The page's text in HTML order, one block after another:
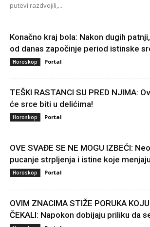
putevi razdvojili,...
Konačno kraj bola: Nakon dugih
od danas započinje period istinske
Horoskop Portal
TEŠKI RASTANCI SU PRED NJIMA:
će srce biti u delićima!
Horoskop Portal
OVE SVAĐE SE NE MOGU IZBEĆI:
pucanje strpljenja i istine koje
Horoskop Portal
OVIM ZNACIMA STIŽE PORUKA
ČEKALI: Napokon dobijaju priliku da